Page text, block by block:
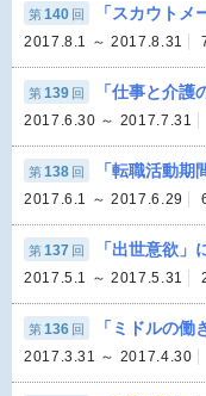
第140 回 「スカウトメ
2017.8.1 ～ 2017.8.31
第139 回 「仕事と介護
2017.6.30 ～ 2017.7.31
第138 回 「転職活動期
2017.6.1 ～ 2017.6.29
第137 回 「出世意欲」
2017.5.1 ～ 2017.5.31
第136 回 「ミドルの働
2017.3.31 ～ 2017.4.30